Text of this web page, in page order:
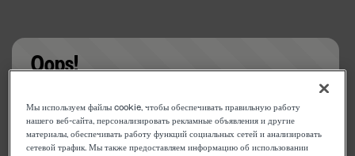
Oops!
Something went wrong. Please try refreshing the
app
Мы используем файлы cookie, чтобы обеспечивать правильную работу
нашего веб-сайта, персонализировать рекламные объявления и другие
материалы, обеспечивать работу функций социальных сетей и анализировать
сетевой трафик. Мы также предоставляем информацию об использовании